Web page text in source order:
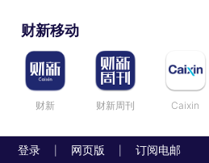
财新移动
财新 财新周刊 Caixin
登录 网页版 订阅电邮